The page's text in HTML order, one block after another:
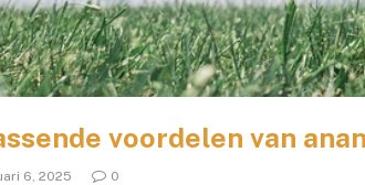
voordelen van
6, 2025 0